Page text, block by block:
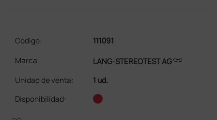
Código:
111091
Marca
LANG-STEREOTEST AGlink
Unidad de venta:
1 ud.
Disponibilidad: